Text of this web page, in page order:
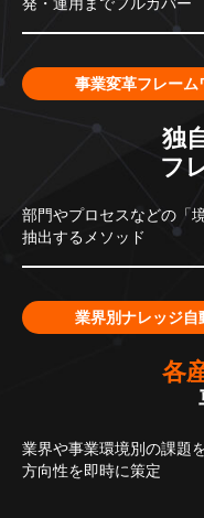
事業変革フレーム
独
フ
部門やプロセスなどの「
抽出するメソッド
業界別ナレッジ自
各
業界や事業環境別の課題
方向性を即時に策定